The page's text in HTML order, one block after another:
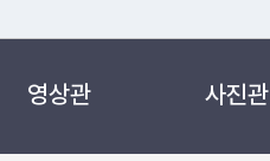
영상관 사진관